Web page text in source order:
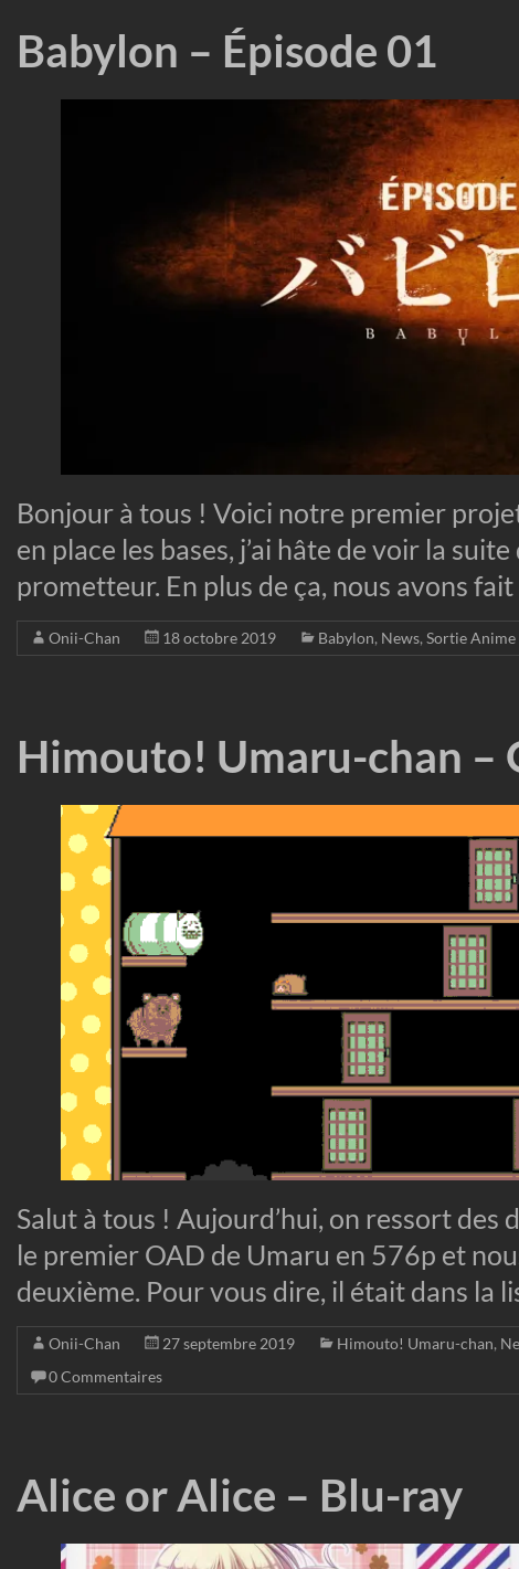
Babylon – Épisode 01
Bonjour à tous ! Voici notre premier
en place les bases, j’ai hâte de voir la suite
prometteur. En plus de ça, nous avons
Onii-Chan 18 octobre 2019 Babylon, News, Sortie Anime
Himouto! Umaru-chan –
Salut à tous ! Aujourd’hui, on ressort
le premier OAD de Umaru en 576p et
deuxième. Pour vous dire, il était dans la
Onii-Chan 27 septembre 2019 Himouto! Umaru-chan,
0 Commentaires
Alice or Alice – Blu-ray